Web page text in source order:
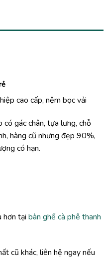
cao cấp, nệm bọc vải
gác chân, tựa lưng, chỗ
hàng cũ nhưng đẹp 90%,
có hạn.
hơn tại bàn ghế cà phê thanh
cũ khác, liên hệ ngay nếu